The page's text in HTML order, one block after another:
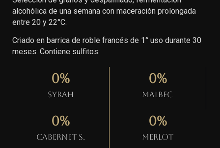
alcohólica de una semana con maceración prolongada
entre 20 y 22°C.
Criado en barrica de roble francés de 1° uso durante 30
meses. Contiene sulfitos.
Syrah
0%
Malbec
0%
Cabernet S.
0%
Merlot
0%